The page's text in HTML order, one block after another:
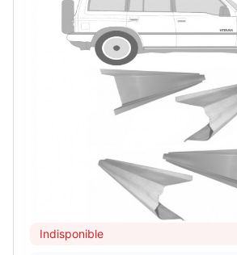
Indisponible